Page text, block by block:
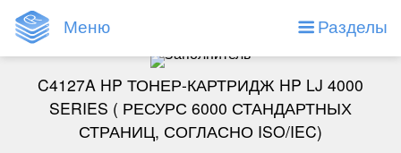
Меню Разделы
C4127A HP ТОНЕР-КАРТРИДЖ HP LJ 4000
SERIES ( РЕСУРС 6000 СТАНДАРТНЫХ
СТРАНИЦ, СОГЛАСНО ISO/IEC)